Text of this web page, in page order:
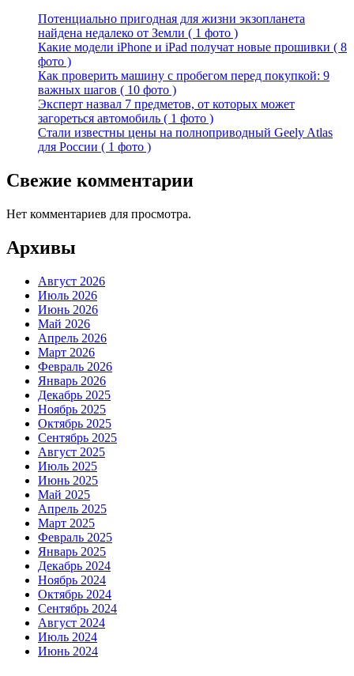
Потенциально пригодная для жизни экзопланета
найдена недалеко от Земли ( 1 фото )
Какие модели iPhone и iPad получат новые прошивки ( 8
фото )
Как проверить машину с пробегом перед покупкой: 9
важных шагов ( 10 фото )
Эксперт назвал 7 предметов, от которых может
загореться автомобиль ( 1 фото )
Стали известны цены на полноприводный Geely Atlas
для России ( 1 фото )
Свежие комментарии
Нет комментариев для просмотра.
Архивы
Август 2026
Июль 2026
Июнь 2026
Май 2026
Апрель 2026
Март 2026
Февраль 2026
Январь 2026
Декабрь 2025
Ноябрь 2025
Октябрь 2025
Сентябрь 2025
Август 2025
Июль 2025
Июнь 2025
Май 2025
Апрель 2025
Март 2025
Февраль 2025
Январь 2025
Декабрь 2024
Ноябрь 2024
Октябрь 2024
Сентябрь 2024
Август 2024
Июль 2024
Июнь 2024